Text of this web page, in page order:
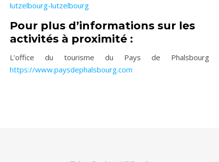
lutzelbourg-lutzelbourg
Pour plus d’informations sur les
activités à proximité :
L’office du tourisme du Pays de Phalsbourg
https://www.paysdephalsbourg.com